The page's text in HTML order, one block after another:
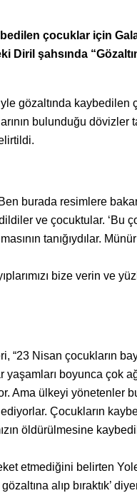
çocuklar için
Diril şahsında
gözaltında kaybedilen
bulunduğu dövizler
burada resimlere
ve çocuktular. ‘Bu
tanığıydılar.
bize verin ve
“23 Nisan çocukların
boyunca çok
Ama ülkeyi yönetenler
Çocukların
öldürülmesine
etmediğini belirten
alıp bıraktık’